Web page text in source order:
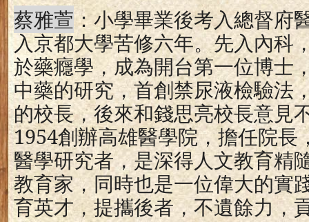
蔡雅萱：小學畢業後考入總督府
入京都大學苦修六年。先入內科
於藥癮學，成為開台第一位博士
中藥的研究，首創禁尿液檢驗法
的校長，後來和錢思亮校長意見
1954創辦高雄醫學院，擔任院長
醫學研究者，是深得人文教育精
教育家，同時也是一位偉大的實
育英才，提攜後者，不遺餘力，